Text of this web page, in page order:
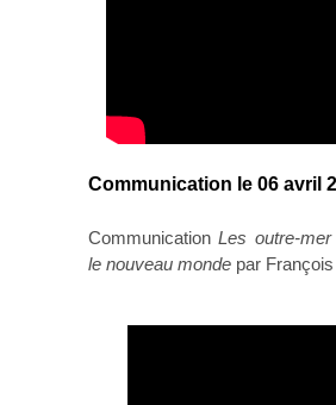
Communication le 06 avril
CommunicationLes outre-
le nouveau monde par